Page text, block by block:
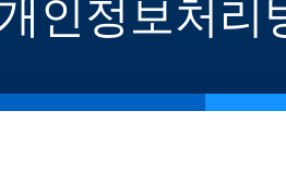
인정보처리